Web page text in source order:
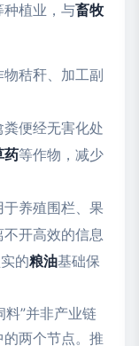
种植业，与畜牧
物秸秆、加工副
粪便经无害化处
药等作物，减少
于养殖围栏、果
开高效的信息
的粮油基础保
料”并非产业链
两个节点。推